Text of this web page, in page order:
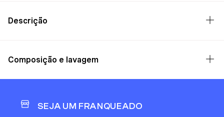
Descrição
Composição e lavagem
SEJA UM FRANQUEADO